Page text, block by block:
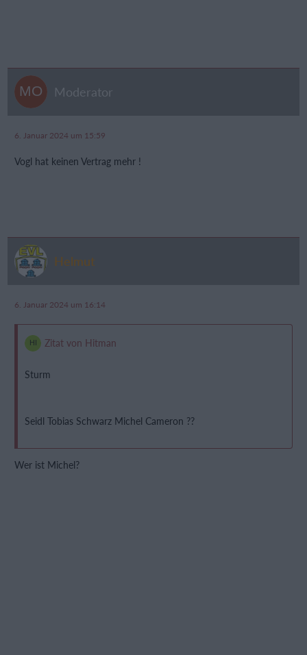
Moderator
6. Januar 2024 um 15:59
Vogl hat keinen Vertrag mehr !
Helmut
6. Januar 2024 um 16:14
Zitat von Hitman
Sturm
Seidl Tobias Schwarz Michel Cameron ??
Wer ist Michel?